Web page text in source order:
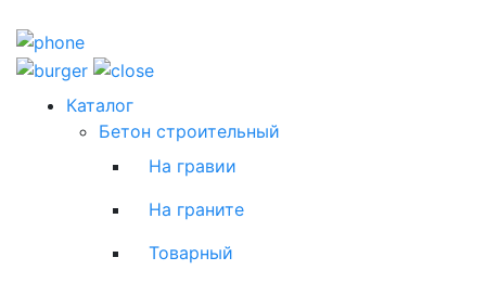
Каталог
Бетон строительный
На гравии
На граните
Товарный